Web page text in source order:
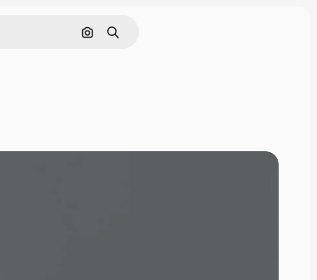
Pesquisar por imagem
Buscar